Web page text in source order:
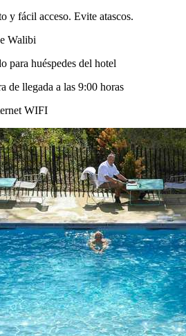
y fácil acceso. Evite atascos.
Walibi
para huéspedes del hotel
de llegada a las 9:00 horas
WIFI